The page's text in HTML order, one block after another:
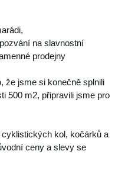
na slavnostní
prodejny
že jsme si konečně splnili
500 m2, připravili jsme pro
kol, kočárků a
ceny a slevy se